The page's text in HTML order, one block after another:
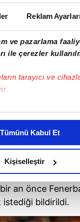
Reklam
ve pazarlama
ile çerezler
tarayıcı ve
halinde sizlere
yaşatabiliriz. Bunu
iyi bir reklam
iyi içerikleri
gösterdiğimizi ve
karşılamak
hatırlatmak
bu çerezlere
Tümünü Kabul Et
Kişiselleştir
olduğu
an önce
istediği bildirildi.